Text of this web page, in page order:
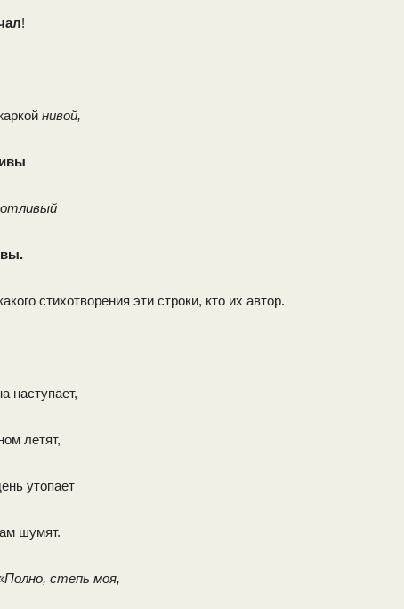
!
нивой,
стихотворения эти строки, кто их автор.
наступает,
летят,
утопает
шумят.
степь моя,